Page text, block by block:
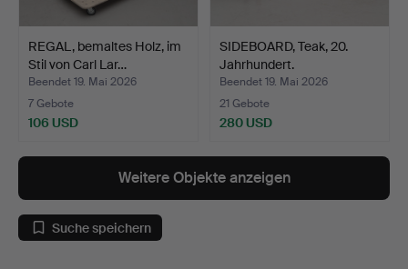
REGAL, bemaltes Holz, im
Stil von Carl Lar…
Beendet 19. Mai 2026
7 Gebote
106 USD
SIDEBOARD, Teak, 20.
Jahrhundert.
Beendet 19. Mai 2026
21 Gebote
280 USD
Weitere Objekte anzeigen
Suche speichern